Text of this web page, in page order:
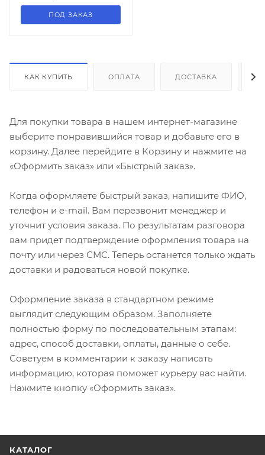
ПОД ЗАКАЗ
КАК КУПИТЬ ОПЛАТА ДОСТАВКА
Для покупки товара в нашем интернет-магазине
выберите понравившийся товар и добавьте его в
корзину. Далее перейдите в Корзину и нажмите на
«Оформить заказ» или «Быстрый заказ».
Когда оформляете быстрый заказ, напишите ФИО,
телефон и e-mail. Вам перезвонит менеджер и
уточнит условия заказа. По результатам разговора
вам придет подтверждение оформления товара на
почту или через СМС. Теперь останется только ждать
доставки и радоваться новой покупке.
Оформление заказа в стандартном режиме
выглядит следующим образом. Заполняете
полностью форму по последовательным этапам:
адрес, способ доставки, оплаты, данные о себе.
Советуем в комментарии к заказу написать
информацию, которая поможет курьеру вас найти.
Нажмите кнопку «Оформить заказ».
КАТАЛОГ